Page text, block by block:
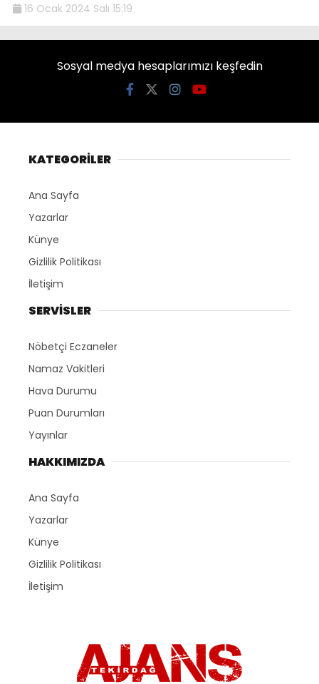
16 Ocak 2024 Salı 15:19
Sosyal medya hesaplarımızı keşfedin
KATEGORİLER
Ana Sayfa
Yazarlar
Künye
Gizlilik Politikası
İletişim
SERVİSLER
Nöbetçi Eczaneler
Namaz Vakitleri
Hava Durumu
Puan Durumları
Yayınlar
HAKKIMIZDA
Ana Sayfa
Yazarlar
Künye
Gizlilik Politikası
İletişim